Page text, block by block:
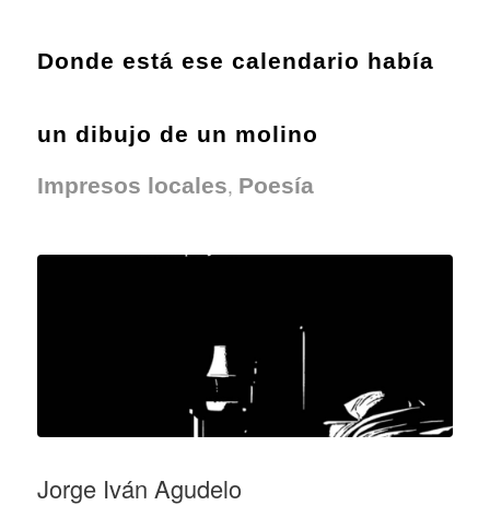
Donde está ese calendario había
un dibujo de un molino
Impresos locales, Poesía
Jorge Iván Agudelo